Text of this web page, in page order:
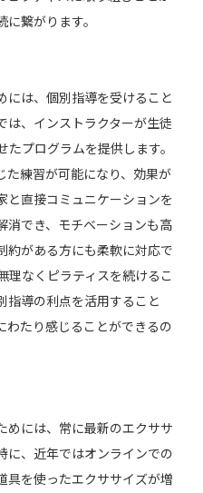
繋がります。
には、個別指導を受けること
は、インストラクターが生徒
プログラムを提供します。
た練習が可能になり、効果が
と直接コミュニケーションを
消でき、モチベーションも高
約がある方にも柔軟に対応で
理なくピラティスを続けるこ
指導の利点を活用すること
わたり感じることができるの
めには、常に最新のエクササ
に、近年ではオンラインでの
具を使ったエクササイズが増